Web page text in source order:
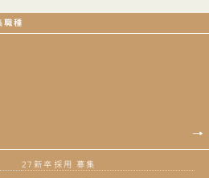
職種
→
27新卒採用 募集